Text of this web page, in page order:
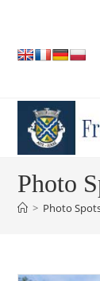
content
Photo
> Photo